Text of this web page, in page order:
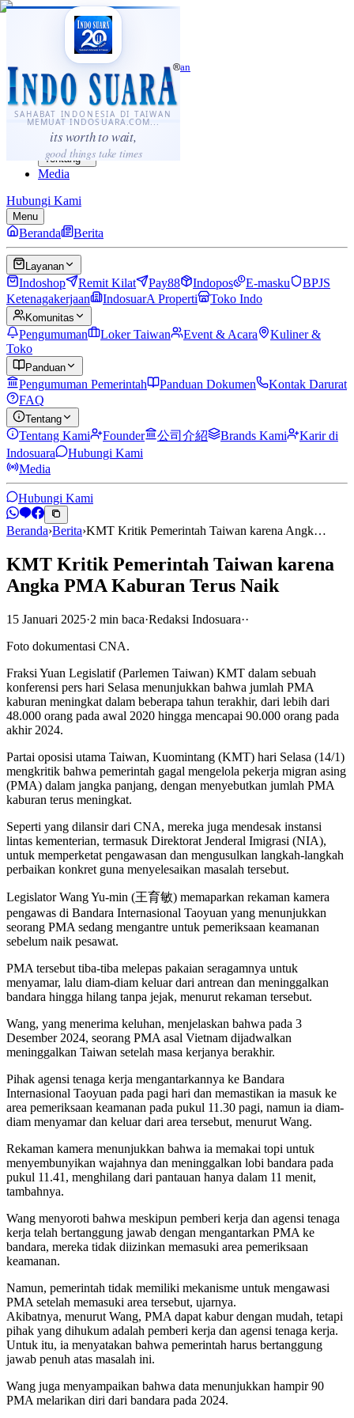
SAHABAT INDONESIA DI TAIWAN
MEMUAT INDOSUARA.COM...
its worth to wait,
good things take times
·...
⌘K
Sahabat Indonesia di Taiwan
Berita
Layanan
Komunitas
Panduan
Tentang
Media
Hubungi Kami
Menu
Beranda Berita
Layanan
Indoshop Remit Kilat Pay88 Indopos E-masku
BPJS
Ketenagakerjaan
IndosuarA Properti Toko Indo
Komunitas
Pengumuman Loker Taiwan Event & Acara
Kuliner &
Toko
Panduan
Pengumuman Pemerintah Panduan Dokumen
Kontak Darurat
FAQ
Tentang
Tentang Kami Founder 公司介紹 Brands Kami
Karir di
Indosuara
Hubungi Kami
Media
Hubungi Kami
Beranda›Berita›KMT Kritik Pemerintah Taiwan karena Angk…
KMT Kritik Pemerintah Taiwan karena
Angka PMA Kaburan Terus Naik
15 Januari 2025·2 min baca·Redaksi Indosuara··
Foto dokumentasi CNA.
Fraksi Yuan Legislatif (Parlemen Taiwan) KMT dalam sebuah
konferensi pers hari Selasa menunjukkan bahwa jumlah PMA
kaburan meningkat dalam beberapa tahun terakhir, dari lebih dari
48.000 orang pada awal 2020 hingga mencapai 90.000 orang pada
akhir 2024.
Partai oposisi utama Taiwan, Kuomintang (KMT) hari Selasa (14/1)
mengkritik bahwa pemerintah gagal mengelola pekerja migran asing
(PMA) dalam jangka panjang, dengan menyebutkan jumlah PMA
kaburan terus meningkat.
Seperti yang dilansir dari CNA, mereka juga mendesak instansi
lintas kementerian, termasuk Direktorat Jenderal Imigrasi (NIA),
untuk memperketat pengawasan dan mengusulkan langkah-langkah
perbaikan konkret guna menyelesaikan masalah tersebut.
Legislator Wang Yu-min (王育敏) memaparkan rekaman kamera
pengawas di Bandara Internasional Taoyuan yang menunjukkan
seorang PMA sedang mengantre untuk pemeriksaan keamanan
sebelum naik pesawat.
PMA tersebut tiba-tiba melepas pakaian seragamnya untuk
menyamar, lalu diam-diam keluar dari antrean dan meninggalkan
bandara hingga hilang tanpa jejak, menurut rekaman tersebut.
Wang, yang menerima keluhan, menjelaskan bahwa pada 3
Desember 2024, seorang PMA asal Vietnam dijadwalkan
meninggalkan Taiwan setelah masa kerjanya berakhir.
Pihak agensi tenaga kerja mengantarkannya ke Bandara
Internasional Taoyuan pada pagi hari dan memastikan ia masuk ke
area pemeriksaan keamanan pada pukul 11.30 pagi, namun ia diam-
diam menyamar dan keluar dari area tersebut, menurut Wang.
Rekaman kamera menunjukkan bahwa ia memakai topi untuk
menyembunyikan wajahnya dan meninggalkan lobi bandara pada
pukul 11.41, menghilang dari pantauan hanya dalam 11 menit,
tambahnya.
Wang menyoroti bahwa meskipun pemberi kerja dan agensi tenaga
kerja telah bertanggung jawab dengan mengantarkan PMA ke
bandara, mereka tidak diizinkan memasuki area pemeriksaan
keamanan.
Namun, pemerintah tidak memiliki mekanisme untuk mengawasi
PMA setelah memasuki area tersebut, ujarnya.
Akibatnya, menurut Wang, PMA dapat kabur dengan mudah, tetapi
pihak yang dihukum adalah pemberi kerja dan agensi tenaga kerja.
Untuk itu, ia menyatakan bahwa pemerintah harus bertanggung
jawab penuh atas masalah ini.
Wang juga menyampaikan bahwa data menunjukkan hampir 90
PMA melarikan diri dari bandara pada 2024.